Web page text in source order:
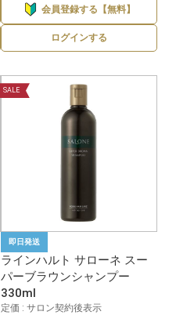
会員登録する【無料】
ログインする
SALE
即日発送
ラインハルト サローネ スー
パーブラウンシャンプー
330ml
定価 : サロン契約後表示